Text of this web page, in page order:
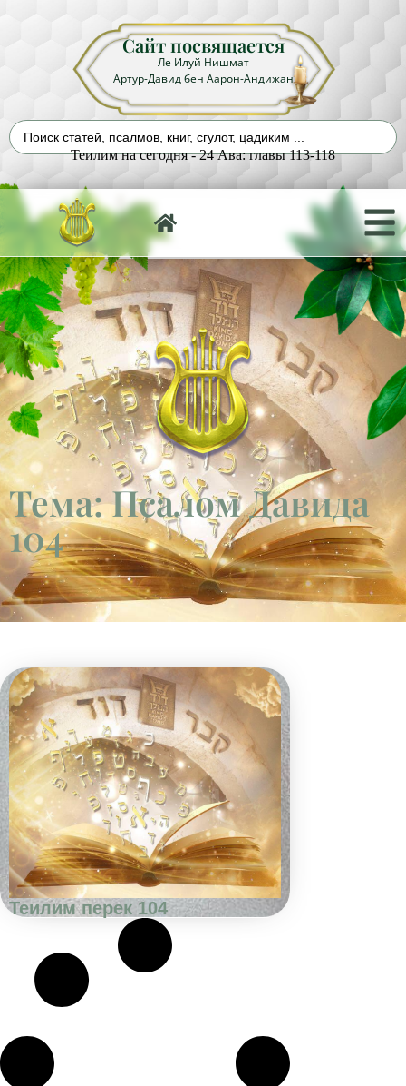
Сайт посвящается
Ле Илуй Нишмат
Артур-Давид бен Аарон-Андижан
Теилим на сегодня - 24 Ава: главы 113-118
Тема: Псалом Давида
104
Теилим перек 104